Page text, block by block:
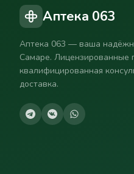
Аптека 063
Аптека 063 — ваша
Самаре. Лицензированные
квалифицированная
доставка.